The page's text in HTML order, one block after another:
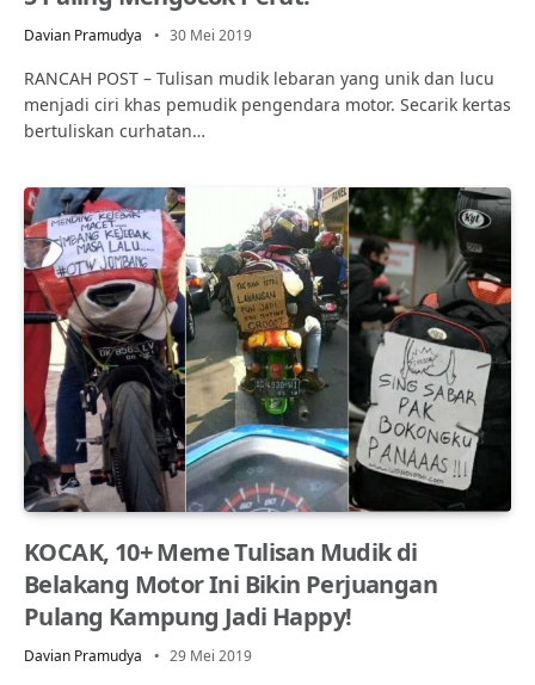
Davian Pramudya 30 Mei 2019
RANCAH POST – Tulisan mudik lebaran yang unik dan lucu
menjadi ciri khas pemudik pengendara motor. Secarik kertas
bertuliskan curhatan…
KOCAK, 10+ Meme Tulisan Mudik di
Belakang Motor Ini Bikin Perjuangan
Pulang Kampung Jadi Happy!
Davian Pramudya 29 Mei 2019